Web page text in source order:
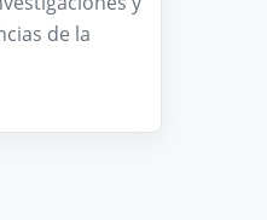
de la